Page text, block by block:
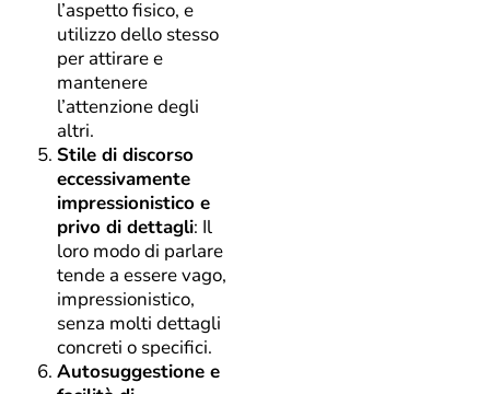
l’aspetto fisico, e
utilizzo dello stesso
per attirare e
mantenere
l’attenzione degli
altri.
Stile di discorso
eccessivamente
impressionistico e
privo di dettagli: Il
loro modo di parlare
tende a essere vago,
impressionistico,
senza molti dettagli
concreti o specifici.
Autosuggestione e